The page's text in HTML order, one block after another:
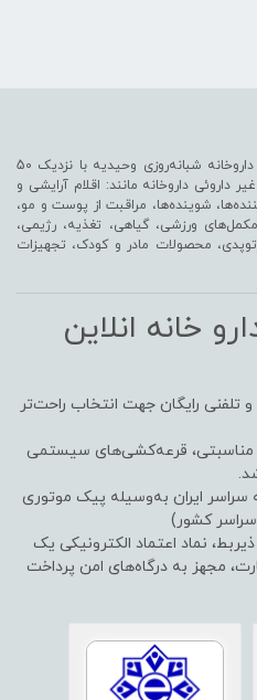
با امکاناتی منحصر به فرد (وابسته به داروخانه شبانه‌روزی وحیدیه با نزدیک 50
داروخانه مانند: اقلام آرایشی و
شوینده‌ها، مراقبت از پوست و مو،
ورزشی، گیاهی، تغذیه، رژیمی،
محصولات مادر و کودک، تجهیزات
خانه انلاین
تلفنی رایگان جهت انتخاب راحت‌تر
مناسبتی، قرعه‌کشی‌های سیستمی
ایران به‌وسیله پیک موتوری
کشور)
نماد اعتماد الکترونیکی یک
مجهز به درگاه‌های امن پرداخت